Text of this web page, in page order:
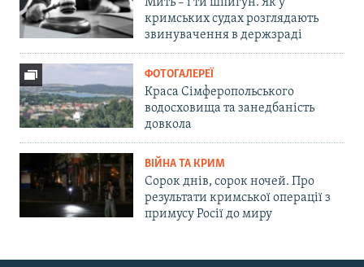
Мить – і ти шпигун. Як у
кримських судах розглядають
звинувачення в держзраді
ФОТОГАЛЕРЕЇ
Краса Сімферопольського
водосховища та занедбаність
довкола
ВІЙНА ТА КРИМ
Сорок днів, сорок ночей. Про
результати кримської операції з
примусу Росії до миру